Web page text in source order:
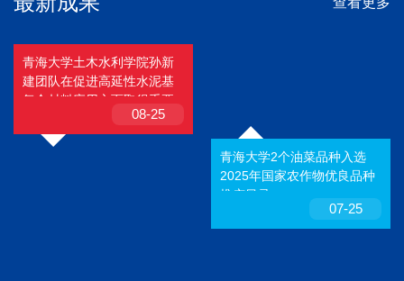
青海大学土木水利学院孙新
建团队在促进高延性水泥基
复合材料应用方面取得重要
08-25
青海大学2个油菜品种入选
2025年国家农作物优良品种
推广目录
07-25